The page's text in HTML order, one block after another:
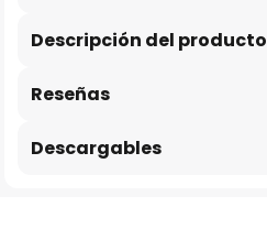
Descripción del producto
Reseñas
Descargables